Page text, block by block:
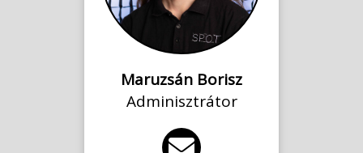
Maruzsán Borisz
Adminisztrátor